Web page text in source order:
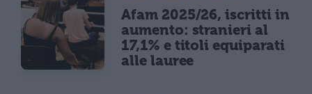
Afam 2025/26, iscritti in
aumento: stranieri al
17,1% e titoli equiparati
alle lauree